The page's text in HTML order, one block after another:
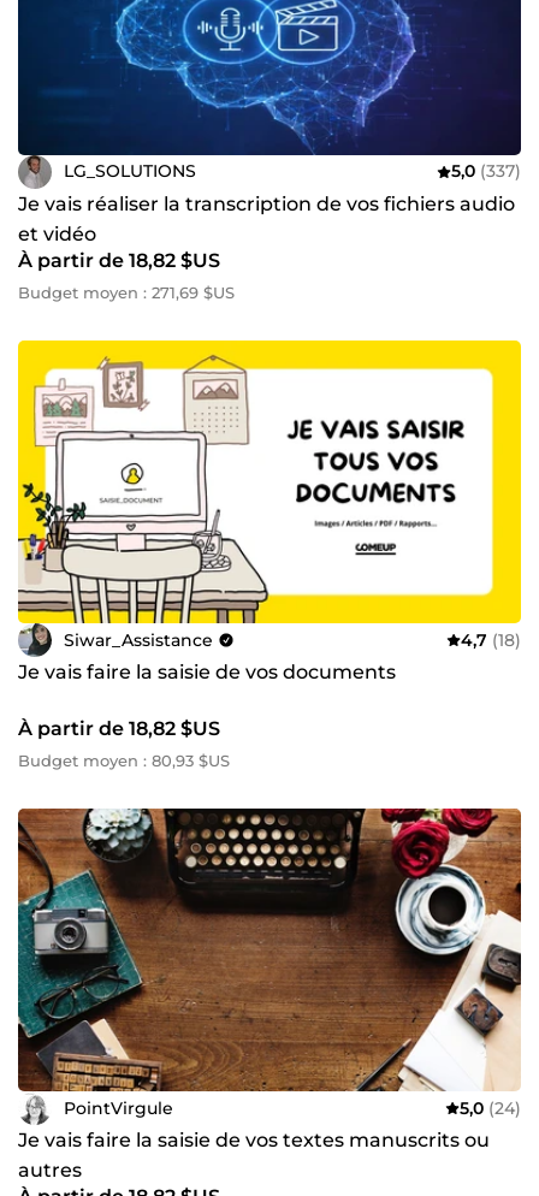
LG_SOLUTIONS 5,0 (337)
Je vais réaliser la transcription de vos fichiers audio
et vidéo
À partir de 18,82 $US
Budget moyen : 271,69 $US
Siwar_Assistance 4,7 (18)
Je vais faire la saisie de vos documents
À partir de 18,82 $US
Budget moyen : 80,93 $US
PointVirgule 5,0 (24)
Je vais faire la saisie de vos textes manuscrits ou
autres